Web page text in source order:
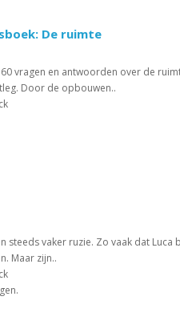
De ruimte
vragen en antwoorden over de
Door de opbouwen..
steeds vaker ruzie. Zo vaak dat
Maar zijn..